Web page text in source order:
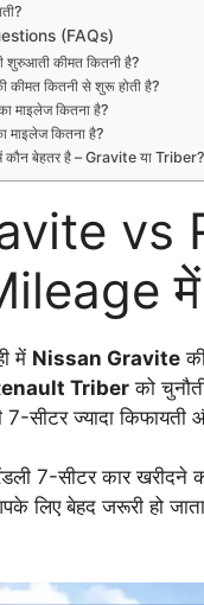
(FAQs)
कीमत कितनी है?
कितनी से शुरू होती है?
माइलेज कितना है?
कितना है?
बेहतर है – Gravite या Triber?
vs
में Nissan Gravite
Triberको
सीटर ज्यादा किफायती
7-सीटर कार
लिए बेहद जरूरी हो